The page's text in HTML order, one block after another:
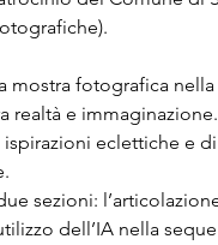
mostra fotografica
realtà e immaginazione.
eclettiche e
sezioni:
dell’IA nella